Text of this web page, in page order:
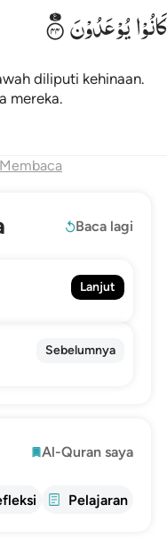
كَانُوْایُوْعَدُوْنَ
diliputi kehinaan.
mereka.
Baca lagi
Lanjut
Sebelumnya
Al-Quran saya
Pelajaran